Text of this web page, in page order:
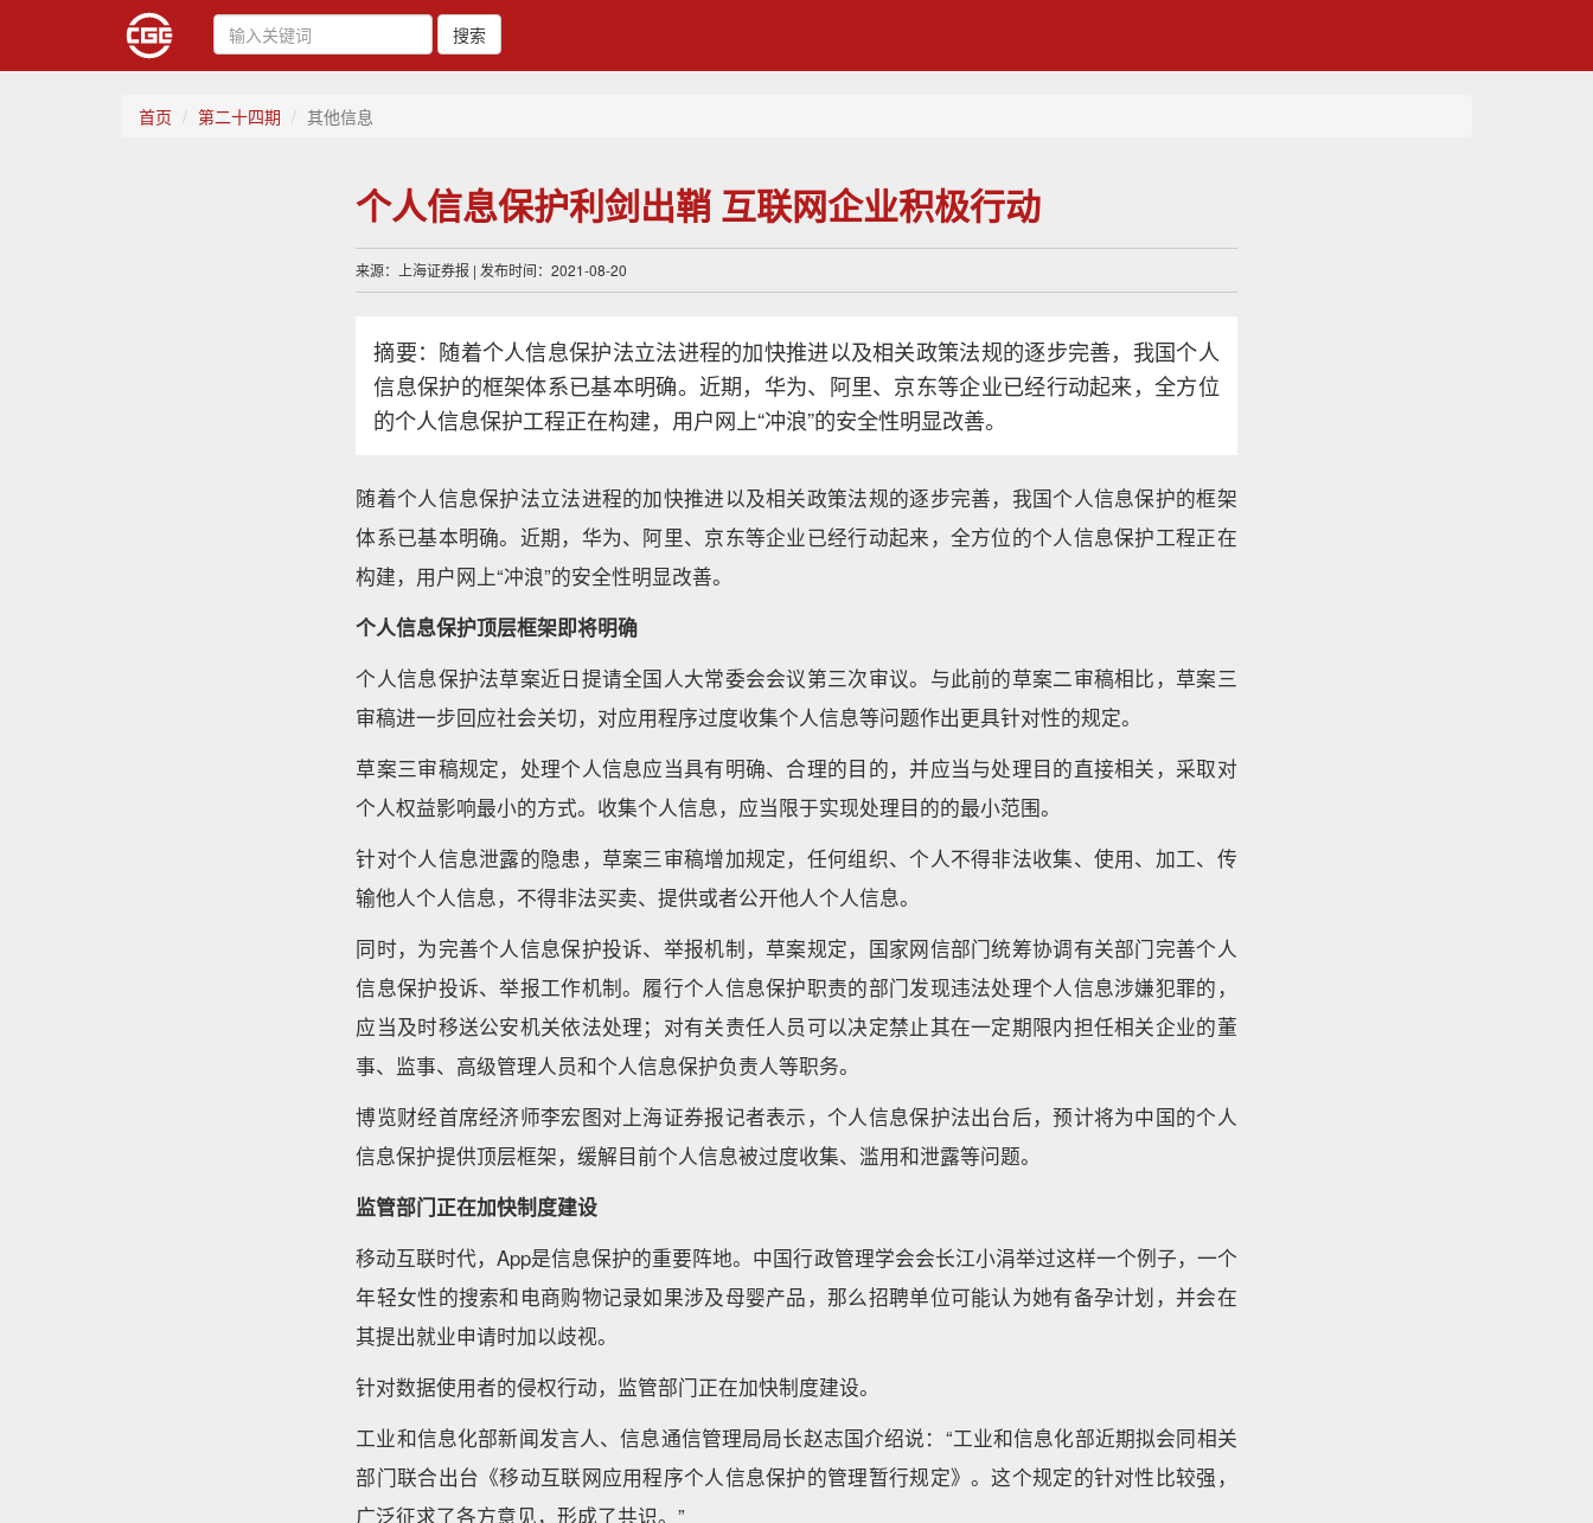
搜索
首页 第二十四期 其他信息
个人信息保护利剑出鞘 互联网企业积极行动
来源：上海证券报 | 发布时间：2021-08-20
摘要：随着个人信息保护法立法进程的加快推进以及相关政策法规的逐步完善，我国个人
信息保护的框架体系已基本明确。近期，华为、阿里、京东等企业已经行动起来，全方位
的个人信息保护工程正在构建，用户网上“冲浪”的安全性明显改善。
随着个人信息保护法立法进程的加快推进以及相关政策法规的逐步完善，我国个人信息保护的框架
体系已基本明确。近期，华为、阿里、京东等企业已经行动起来，全方位的个人信息保护工程正在
构建，用户网上“冲浪”的安全性明显改善。
个人信息保护顶层框架即将明确
个人信息保护法草案近日提请全国人大常委会会议第三次审议。与此前的草案二审稿相比，草案三
审稿进一步回应社会关切，对应用程序过度收集个人信息等问题作出更具针对性的规定。
草案三审稿规定，处理个人信息应当具有明确、合理的目的，并应当与处理目的直接相关，采取对
个人权益影响最小的方式。收集个人信息，应当限于实现处理目的的最小范围。
针对个人信息泄露的隐患，草案三审稿增加规定，任何组织、个人不得非法收集、使用、加工、传
输他人个人信息，不得非法买卖、提供或者公开他人个人信息。
同时，为完善个人信息保护投诉、举报机制，草案规定，国家网信部门统筹协调有关部门完善个人
信息保护投诉、举报工作机制。履行个人信息保护职责的部门发现违法处理个人信息涉嫌犯罪的，
应当及时移送公安机关依法处理；对有关责任人员可以决定禁止其在一定期限内担任相关企业的董
事、监事、高级管理人员和个人信息保护负责人等职务。
博览财经首席经济师李宏图对上海证券报记者表示，个人信息保护法出台后，预计将为中国的个人
信息保护提供顶层框架，缓解目前个人信息被过度收集、滥用和泄露等问题。
监管部门正在加快制度建设
移动互联时代，App是信息保护的重要阵地。中国行政管理学会会长江小涓举过这样一个例子，一个
年轻女性的搜索和电商购物记录如果涉及母婴产品，那么招聘单位可能认为她有备孕计划，并会在
其提出就业申请时加以歧视。
针对数据使用者的侵权行动，监管部门正在加快制度建设。
工业和信息化部新闻发言人、信息通信管理局局长赵志国介绍说：“工业和信息化部近期拟会同相关
部门联合出台《移动互联网应用程序个人信息保护的管理暂行规定》。这个规定的针对性比较强，
广泛征求了各方意见，形成了共识。”